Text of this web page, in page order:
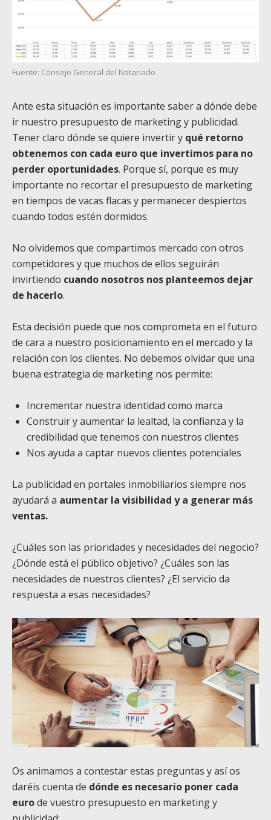
Fuente: Consejo General del Notariado
Ante esta situación es importante saber a dónde debe
ir nuestro presupuesto de marketing y publicidad.
Tener claro dónde se quiere invertir y qué retorno
obtenemos con cada euro que invertimos para no
perder oportunidades. Porque sí, porque es muy
importante no recortar el presupuesto de marketing
en tiempos de vacas flacas y permanecer despiertos
cuando todos estén dormidos.
No olvidemos que compartimos mercado con otros
competidores y que muchos de ellos seguirán
invirtiendo cuando nosotros nos planteemos dejar
de hacerlo.
Esta decisión puede que nos comprometa en el futuro
de cara a nuestro posicionamiento en el mercado y la
relación con los clientes. No debemos olvidar que una
buena estrategia de marketing nos permite:
Incrementar nuestra identidad como marca
Construir y aumentar la lealtad, la confianza y la
credibilidad que tenemos con nuestros clientes
Nos ayuda a captar nuevos clientes potenciales
La publicidad en portales inmobiliarios siempre nos
ayudará a aumentar la visibilidad y a generar más
ventas.
¿Cuáles son las prioridades y necesidades del negocio?
¿Dónde está el público objetivo? ¿Cuáles son las
necesidades de nuestros clientes? ¿El servicio da
respuesta a esas necesidades?
Os animamos a contestar estas preguntas y así os
daréis cuenta de dónde es necesario poner cada
eurode vuestro presupuesto en marketing y